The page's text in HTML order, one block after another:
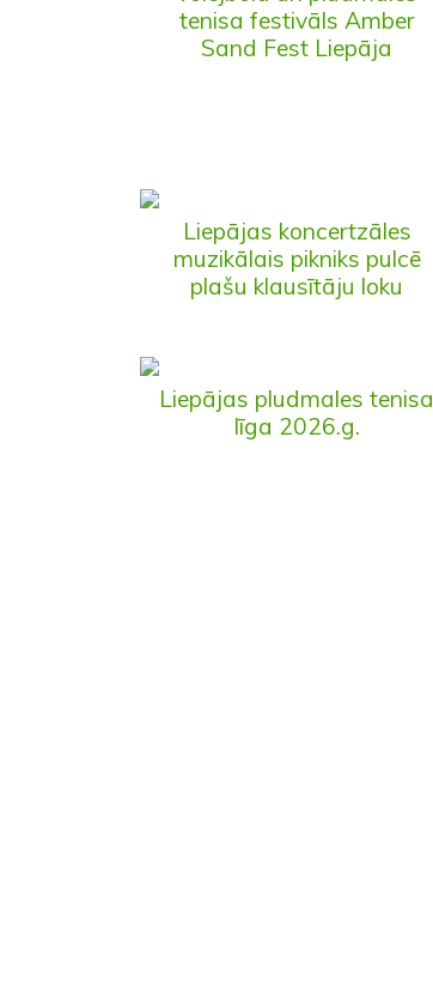
tenisa festivāls Amber
Sand Fest Liepāja
Liepājas koncertzāles
muzikālais pikniks pulcē
plašu klausītāju loku
Liepājas pludmales tenisa
līga 2026.g.